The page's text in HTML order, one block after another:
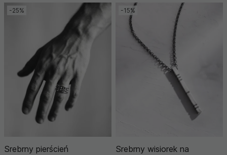
-25%
Srebrny pierścień
-15%
Srebrny wisiorek na